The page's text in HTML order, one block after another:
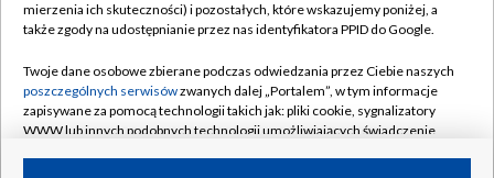
Naziemna Telewizja Cyfrowa
Rada Programowa
System NOS
Informacje o nadawcy
Pomoc
Kontakt
Kanały
mierzenia ich skuteczności) i pozostałych, które wskazujemy poniżej, a
także zgody na udostępnianie przez nas identyfikatora PPID do Google.
Twoje dane osobowe zbierane podczas odwiedzania przez Ciebie naszych
poszczególnych serwisówzwanych dalej „Portalem”, w tym informacje
zapisywane za pomocą technologii takich jak: pliki cookie, sygnalizatory
WWW lub innych podobnych technologii umożliwiających świadczenie